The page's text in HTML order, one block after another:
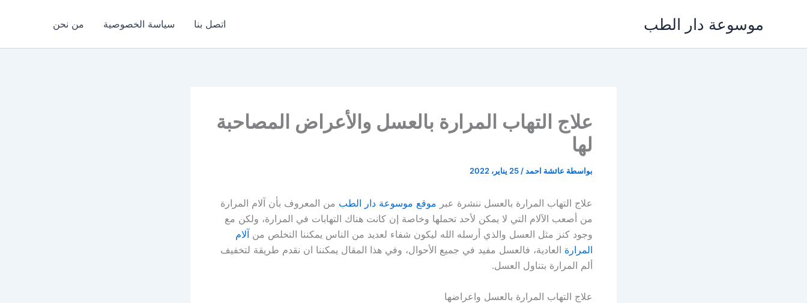
موسوعة دار الطب اتصل بنا سياسة الخصوصية من نحن
علاج التهاب المرارة بالعسل والأعراض المصاحبة
لها
بواسطة عائشة احمد/ 25 يناير، 2022
علاج التهاب المرارة بالعسل ننشرة عبر موقع موسوعة دار الطب من المعروف بأن آلام المرارة
من أصعب الآلام التي لا يمكن لأحد تحملها وخاصة إن كانت هناك التهابات في المرارة، ولكن مع
وجود كنز مثل العسل والذي أرسله الله ليكون شفاء لعديد من الناس يمكننا التخلص من آلام
المرارة العادية، فالعسل مفيد في جميع الأحوال، وفي هذا المقال يمكننا ان نقدم طريقة لتخفيف
ألم المرارة بتناول العسل.
علاج التهاب المرارة بالعسل واعراضها